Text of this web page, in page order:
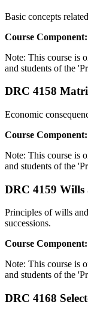
Basic concepts
Course Component:
Note: This course is
and students of the
DRC 4158
Economic
Course Component:
Note: This course is
and students of the
DRC 4159 Wills
Principles of wills
successions.
Course Component:
Note: This course is
and students of the
DRC 4168